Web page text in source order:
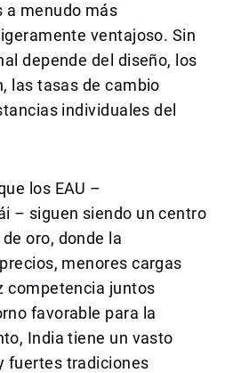
a menudo más
ventajoso. Sin
depende del diseño, los
las tasas de cambio
individuales del
los EAU –
– siguen siendo un centro
oro, donde la
menores cargas
competencia juntos
favorable para la
India tiene un vasto
fuertes tradiciones